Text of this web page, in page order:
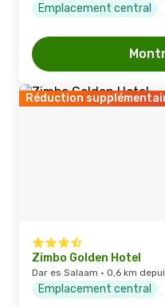
Emplacement central
Réduction
Zimbo Golden Hotel
Dar es Salaam · 0,6 km
Emplacement central